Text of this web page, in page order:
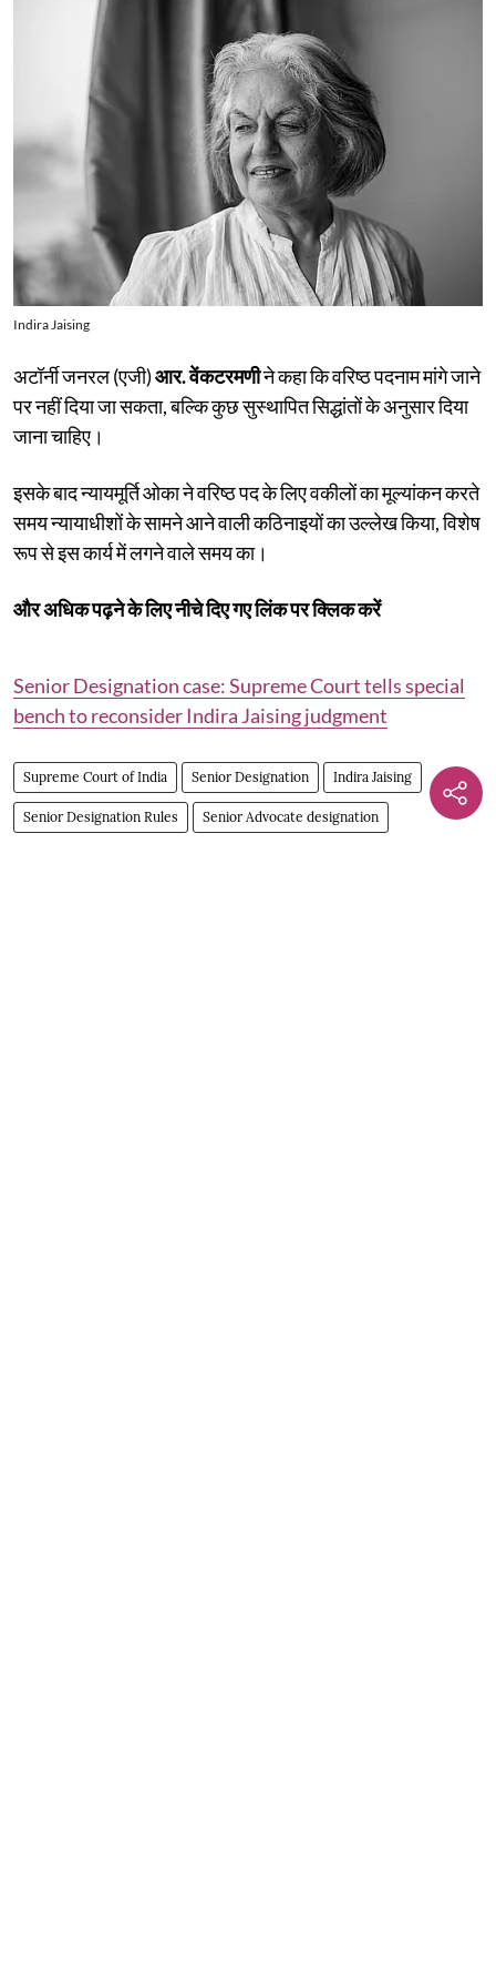
Indira Jaising
अटॉर्नी जनरल (एजी)आर. वेंकटरमणीने कहा कि वरिष्ठ पदनाम मांगे जाने
पर नहीं दिया जा सकता, बल्कि कुछ सुस्थापित सिद्धांतों के अनुसार दिया
जाना चाहिए।
इसके बाद न्यायमूर्ति ओका ने वरिष्ठ पद के लिए वकीलों का मूल्यांकन करते
समय न्यायाधीशों के सामने आने वाली कठिनाइयों का उल्लेख किया, विशेष
रूप से इस कार्य में लगने वाले समय का।
और अधिक पढ़ने के लिए नीचे दिए गए लिंक पर क्लिक करें
Senior Designation case: Supreme Court tells special
bench to reconsider Indira Jaising judgment
Supreme Court of India Senior Designation Indira Jaising
Senior Designation Rules Senior Advocate designation